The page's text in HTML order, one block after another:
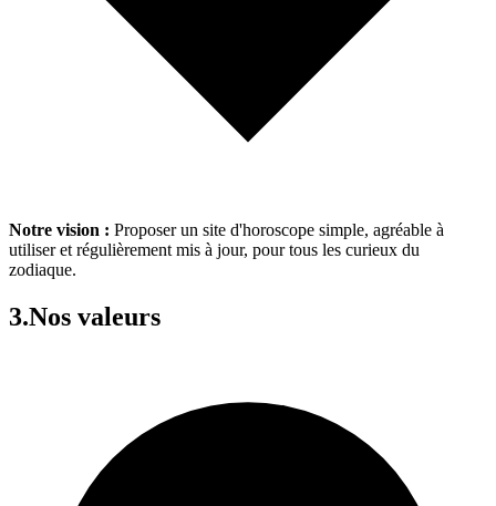
Notre vision : Proposer un site d'horoscope simple, agréable à
utiliser et régulièrement mis à jour, pour tous les curieux du
zodiaque.
3.Nos valeurs